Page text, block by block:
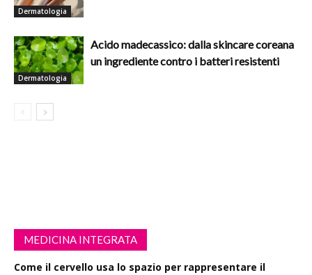
Dermatologia
Dermatologia
Acido madecassico: dalla skincare coreana
un ingrediente contro i batteri resistenti
MEDICINA INTEGRATA
Come il cervello usa lo spazio per rappresentare il
tempo: i dati neuroscientifici